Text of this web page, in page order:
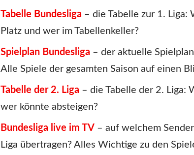
Tabelle Bundesliga – die Tabelle zur 1. Liga:
Platz und wer im Tabellenkeller?
Spielplan Bundesliga – der aktuelle
Alle Spiele der gesamten Saison auf einen
Tabelle der 2. Liga – die Tabelle der 2. Liga:
wer könnte absteigen?
Bundesliga live im TV – auf welchem
Liga übertragen? Alles Wichtige zu den